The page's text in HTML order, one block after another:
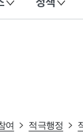
전자정부 누리집입니다.
여 적극행정